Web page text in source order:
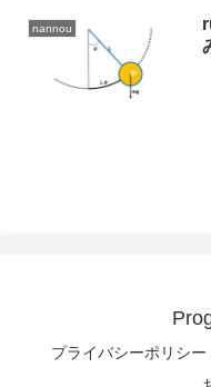
nannou
プライバシーポリシー